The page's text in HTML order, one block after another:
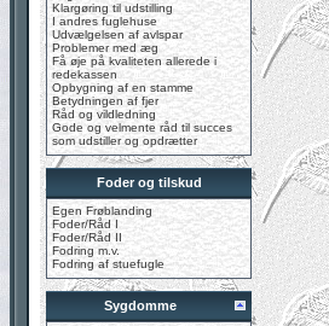
Klargøring til udstilling
I andres fuglehuse
Udvælgelsen af avlspar
Problemer med æg
Få øje på kvaliteten allerede i
redekassen
Opbygning af en stamme
Betydningen af fjer
Råd og vildledning
Gode og velmente råd til succes
som udstiller og opdrætter
Foder og tilskud
Egen Frøblanding
Foder/Råd I
Foder/Råd II
Fodring m.v.
Fodring af stuefugle
Sygdomme